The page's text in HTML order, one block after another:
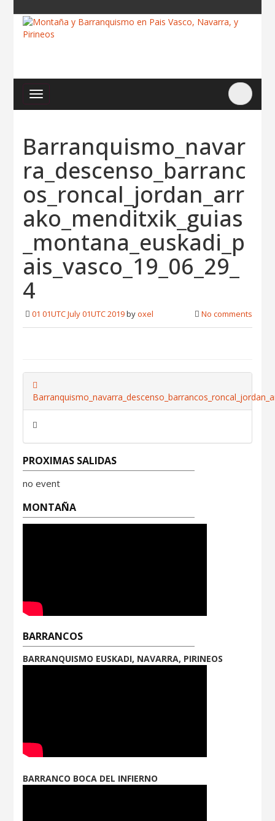
Barranquismo_navar
ra_descenso_barranc
os_roncal_jordan_arr
ako_menditxik_guias
_montana_euskadi_p
ais_vasco_19_06_29_
4
01 01UTC July 01UTC 2019byoxel No comments
PROXIMAS SALIDAS
no event
MONTAÑA
BARRANCOS
BARRANQUISMO EUSKADI, NAVARRA, PIRINEOS
BARRANCO BOCA DEL INFIERNO